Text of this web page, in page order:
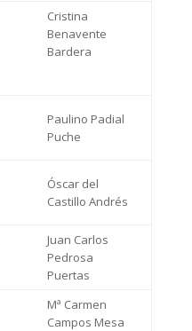
Cristina
Benavente
Bardera
Paulino Padial
Puche
Óscar del
Castillo Andrés
Juan Carlos
Pedrosa
Puertas
Mª Carmen
Campos Mesa